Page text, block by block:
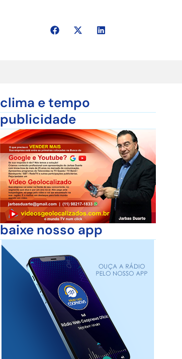
clima e tempo
publicidade
baixe nosso app